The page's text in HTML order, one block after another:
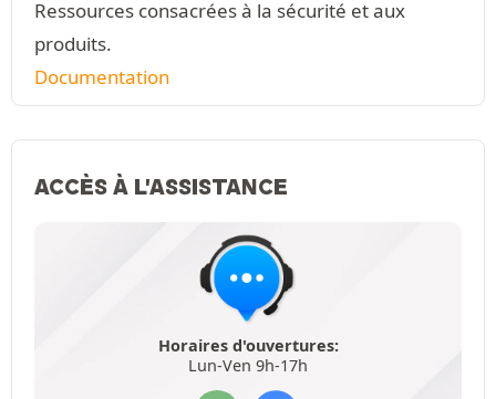
Ressources consacrées à la sécurité et aux
produits.
Documentation
ACCÈS À L'ASSISTANCE
Horaires d'ouvertures:
Lun-Ven 9h-17h